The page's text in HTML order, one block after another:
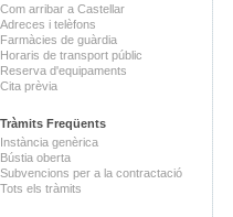
Com arribar a Castellar
Adreces i telèfons
Farmàcies de guàrdia
Horaris de transport públic
Reserva d'equipaments
Cita prèvia
Tràmits Freqüents
Instància genèrica
Bústia oberta
Subvencions per a la contractació
Tots els tràmits